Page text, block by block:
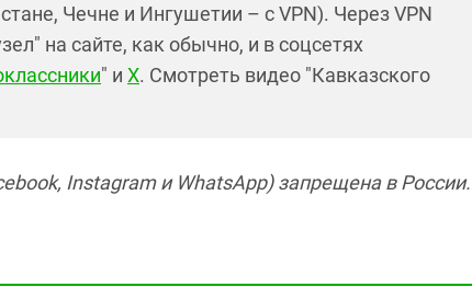
Чечне и Ингушетии – с VPN). Через VPN
на сайте, как обычно, и в соцсетях
" и X. Смотреть видео "Кавказского
Instagram и WhatsApp) запрещена в России.